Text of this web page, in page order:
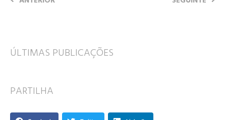
ÚLTIMAS PUBLICAÇÕES
PARTILHA